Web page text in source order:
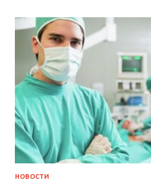
НОВОСТИ